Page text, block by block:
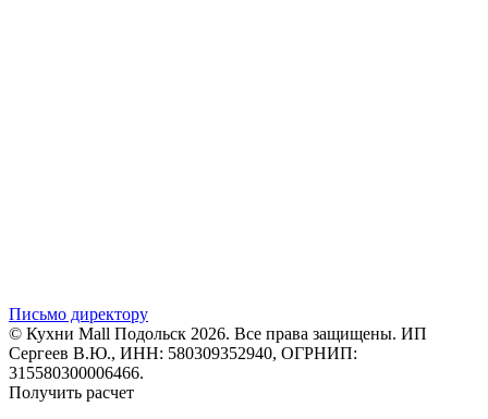
Письмо директору
© Кухни Mall Подольск 2026. Все права защищены. ИП
Сергеев В.Ю., ИНН: 580309352940, ОГРНИП:
315580300006466.
Получить расчет